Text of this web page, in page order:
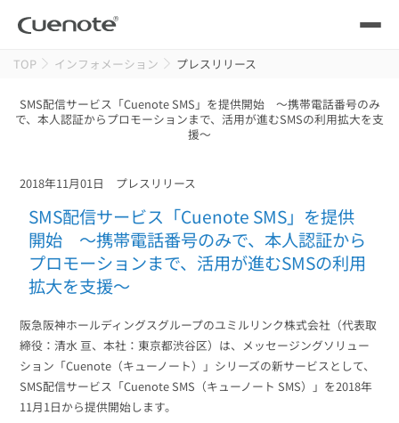
製品
メール配信システム
kintone（キントーン）メール配信
SMS配信サービス
認証サービス
活用シーン
会員獲得／ニーズ把握
コストを抑える
遅延なく確実・高速に送る
組織的に管理
導入事例
サポート
セミナー
ブログ・各種資料
ブログ・各種資料トップ
マーケティングブログ
資料請求・お問い合わせ
TOP インフォメーション プレスリリース
SMS配信サービス「Cuenote SMS」を提供開始 ～携帯電話番号のみ
で、本人認証からプロモーションまで、活用が進むSMSの利用拡大を支
援～
2018年11月01日 プレスリリース
SMS配信サービス「Cuenote SMS」を提供
開始 ～携帯電話番号のみで、本人認証から
プロモーションまで、活用が進むSMSの利用
拡大を支援～
阪急阪神ホールディングスグループのユミルリンク株式会社（代表取
締役：清水 亘、本社：東京都渋谷区）は、メッセージングソリュー
ション「Cuenote（キューノート）」シリーズの新サービスとして、
SMS配信サービス「Cuenote SMS（キューノート SMS）」を2018年
11月1日から提供開始します。